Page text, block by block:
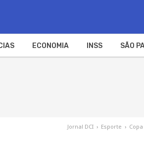
ECONOMIA INSS SÃO
Jornal DCI › Esporte ›